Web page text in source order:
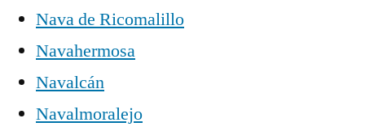
Nava de Ricomalillo
Navahermosa
Navalcán
Navalmoralejo